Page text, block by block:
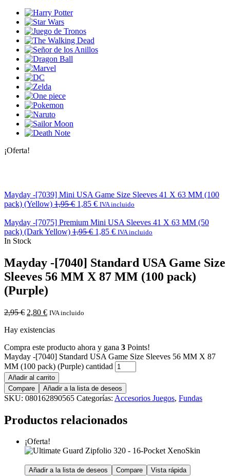
¡Oferta!
Mayday -[7039] Mini USA Game Size Sleeves 41 X 63 MM (100
pack) (Yellow) 1,95€ 1,85 € IVA incluido
Mayday -[7075] Premium Mini USA Sleeves 41 X 63 MM (50
pack) (Dark Yellow) 1,95€ 1,85 € IVA incluido
In Stock
Mayday -[7040] Standard USA Game Size
Sleeves 56 MM X 87 MM (100 pack)
(Purple)
2,95€ 2,80 € IVA incluido
Hay existencias
Compra este producto ahora y gana 3 Points!
Mayday -[7040] Standard USA Game Size Sleeves 56 MM X 87
MM (100 pack) (Purple) cantidad
Añadir al carrito
Compare
Añadir a la lista de deseos
SKU: 080162890565 Categorías: Accesorios Juegos, Fundas
Productos relacionados
¡Oferta!
Añadir a la lista de deseos Compare Vista rápida